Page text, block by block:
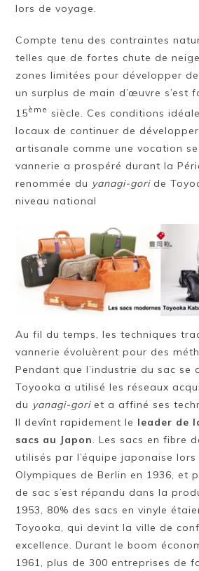
lors de voyage.
Compte tenu des contraintes
telles que de fortes chute de
zones limitées pour développer
un surplus de main d’œuvre s’est
15ème siècle. Ces conditions
locaux de continuer de
artisanale comme une vocation
vannerie a prospéré durant la
renommée du yanagi-goride
niveau national
Au fil du temps, les techniques
vannerie évoluèrent pour des
Pendant que l’industrie du sac se
Toyooka a utilisé les réseaux
du yanagi-goriet a affiné ses
Il devînt rapidement le leader de
sacs au Japon. Les sacs en fibre
utilisés par l’équipe japonaise lors
Olympiques de Berlin en 1936, et
de sac s’est répandu dans la
1953, 80% des sacs en vinyle
Toyooka, qui devint la ville de
excellence. Durant le boom
1961, plus de 300 entreprises de